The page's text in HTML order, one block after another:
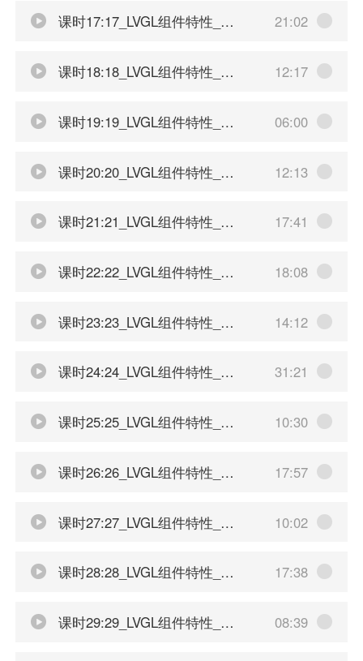
课时17:17_LVGL组件特性_样式介绍 21:02
课时18:18_LVGL组件特性_过渡效果 12:17
课时19:19_LVGL组件特性_主题 06:00
课时20:20_LVGL组件特性_基础按钮事件 12:13
课时21:21_LVGL组件特性_数值变化事件 17:41
课时22:22_LVGL组件特性_标志符以及自定义组件介绍 18:08
课时23:23_LVGL组件特性_自定义组件实现 14:12
课时24:24_LVGL组件特性_弹性布局的分布和对齐介绍 31:21
课时25:25_LVGL组件特性_弹性布局的其他内容 10:30
课时26:26_LVGL组件特性_网格布局介绍 17:57
课时27:27_LVGL组件特性_网格的其他内容 10:02
课时28:28_LVGL组件特性_滚动的简单示例 17:38
课时29:29_LVGL组件特性_滚动的标志符 08:39